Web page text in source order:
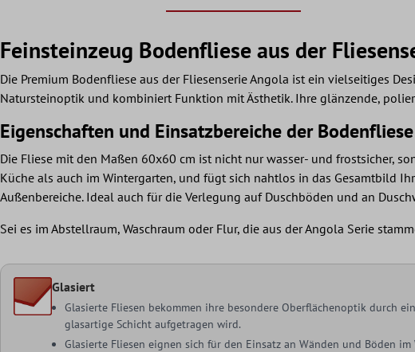
Feinsteinzeug Bodenfliese aus der
Die Premium Bodenfliese aus der Fliesenserie Angola ist ein vielseitiges
Natursteinoptik und kombiniert Funktion mit Ästhetik. Ihre glänzende,
Eigenschaften und Einsatzbereiche der Bodenfliese
Die Fliese mit den Maßen 60x60 cm ist nicht nur wasser- und frostsicher,
Küche als auch im Wintergarten, und fügt sich nahtlos in das Gesamtbild
Außenbereiche. Ideal auch für die Verlegung auf Duschböden und an
Sei es im Abstellraum, Waschraum oder Flur, die aus der Angola Serie
Glasiert
Glasierte Fliesen bekommen ihre besondere Oberflächenoptik durch
glasartige Schicht aufgetragen wird.
Glasierte Fliesen eignen sich für den Einsatz an Wänden und Böden im